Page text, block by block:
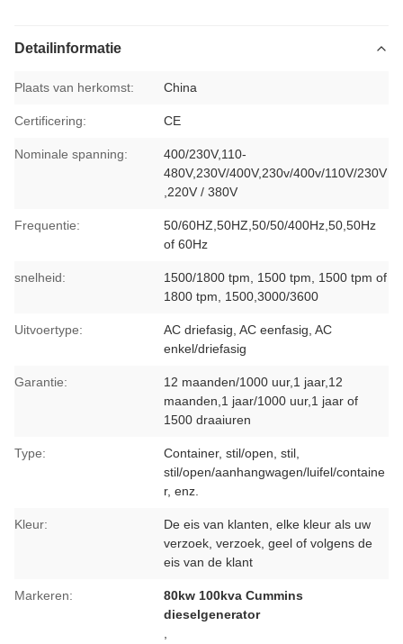
Detailinformatie
Plaats van herkomst: China
Certificering: CE
Nominale spanning:
400/230V,110-
480V,230V/400V,230v/400v/110V/230V
,220V / 380V
Frequentie:
50/60HZ,50HZ,50/50/400Hz,50,50Hz
of 60Hz
snelheid:
1500/1800 tpm, 1500 tpm, 1500 tpm of
1800 tpm, 1500,3000/3600
Uitvoertype:
AC driefasig, AC eenfasig, AC
enkel/driefasig
Garantie:
12 maanden/1000 uur,1 jaar,12
maanden,1 jaar/1000 uur,1 jaar of
1500 draaiuren
Type:
Container, stil/open, stil,
stil/open/aanhangwagen/luifel/containe
r, enz.
Kleur:
De eis van klanten, elke kleur als uw
verzoek, verzoek, geel of volgens de
eis van de klant
Markeren:
80kw 100kva Cummins
dieselgenerator